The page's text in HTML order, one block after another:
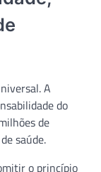
A
do
de
saúde.
o princípio